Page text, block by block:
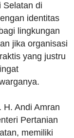
Selatan di
identitas
lingkungan
jika organisasi
yang justru
H. Andi Amran
Pertanian
memiliki